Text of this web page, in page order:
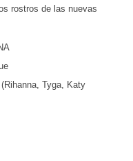
rostros de las nuevas
Tyga, Katy